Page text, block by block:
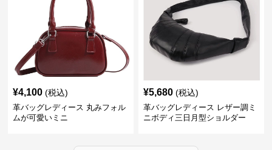
¥4,100 (税込)
革バッグレディース 丸みフォル
ムが可愛いミニ
¥5,680 (税込)
革バッグレディース レザー調ミ
ニボディ三日月型ショルダー